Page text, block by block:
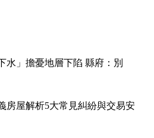
水」擔憂地層下陷 縣府：別
房屋解析5大常見糾紛與交易安